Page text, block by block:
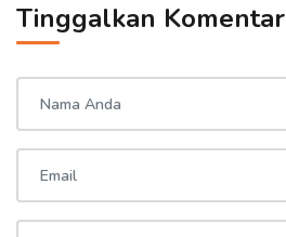
Tinggalkan Komentar